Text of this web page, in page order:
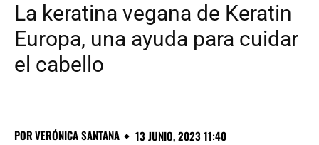
La keratina vegana de Keratin
Europa, una ayuda para cuidar
el cabello
PORVERÓNICA SANTANA 13 JUNIO, 2023 11:40